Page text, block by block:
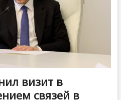
визит в
связей в